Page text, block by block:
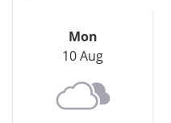
Mon
10 Aug